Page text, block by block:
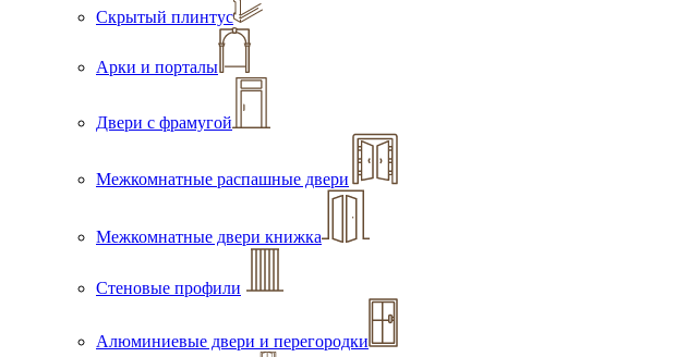
Скрытый плинтус
Арки и порталы
Двери с фрамугой
Межкомнатные распашные двери
Межкомнатные двери книжка
Стеновые профили
Алюминиевые двери и перегородки